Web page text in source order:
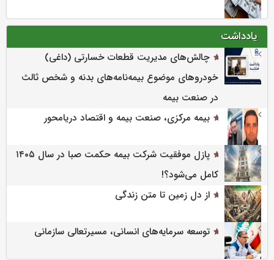
یادداشت
چالش‌های مدیریت قطعات خسارتی (داغی)
خودروهای موضوع بیمه‌نامه‌های بدنه و شخص ثالث
در صنعت بیمه
بیمه مرکزی، صنعت بیمه و اقتصاد دریامحور
پازل موفقیت شرکت بیمه حکمت صبا در سال ۱۴۰۵
کامل می‌شود؟!
از دل زمین تا متن زندگی
توسعه سرمایه‌های انسانی، مسیرتعالی سازمانی